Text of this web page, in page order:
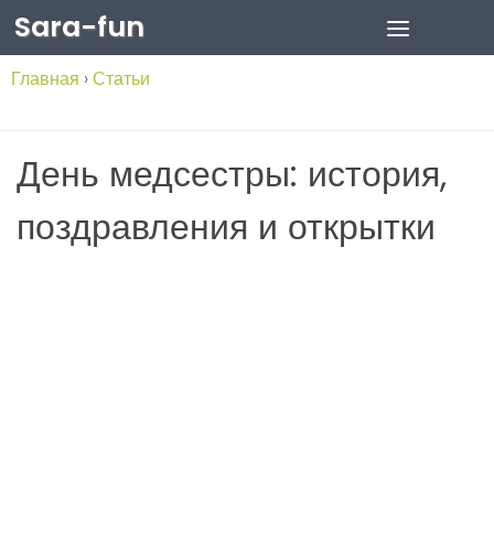
Skip to content
Sara-fun
Главная ›Статьи
День медсестры: история,
поздравления и открытки